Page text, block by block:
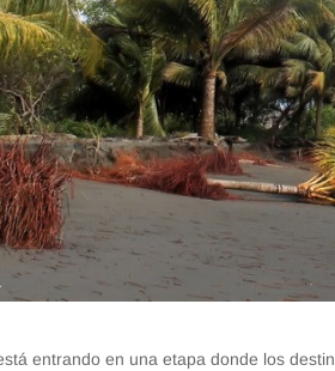
entrando en una etapa donde los